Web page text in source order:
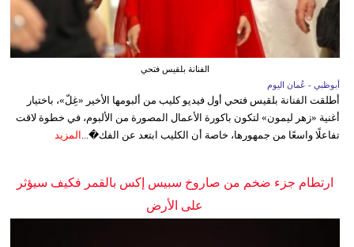
الفنانة بلقيس فتحي
أبوظبي - عُمان اليوم
أطلقت الفنانة بلقيس فتحي أول فيديو كليب من ألبومها الأخير «غِلّ»، باختيار
أغنية «زهر ليمون» لتكون باكورة الأعمال المصورة من الألبوم، في خطوة لاقت
تفاعلًا واسعًا من جمهورها، خاصة أن الكليب ابتعد عن الفك�...
المزيد
ارتطام جزء ضخم من صاروخ سبيس إكس بالقمر فكيف سيؤثر
على الأرض